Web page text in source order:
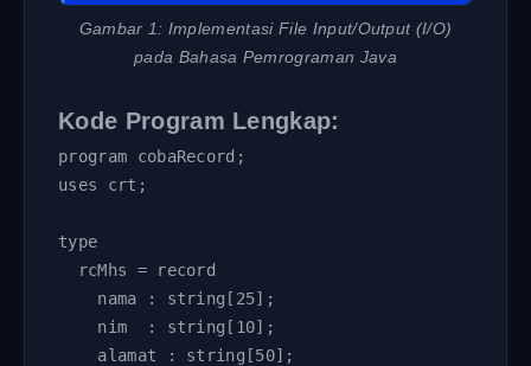
Gambar 1: Implementasi File Input/Output (I/O)
pada Bahasa Pemrograman Java
Kode Program Lengkap:
program cobaRecord;
uses crt;
type
  rcMhs = record
    nama : string[25];
    nim  : string[10];
    alamat : string[50];